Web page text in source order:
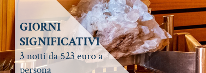
GIORNI
SIGNIFICATIVI
3 notti da 523 euro a
persona